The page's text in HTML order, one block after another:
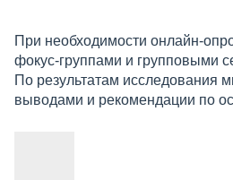
При необходимости онлайн-
фокус-группами и групповыми
По результатам исследования
выводами и рекомендации по